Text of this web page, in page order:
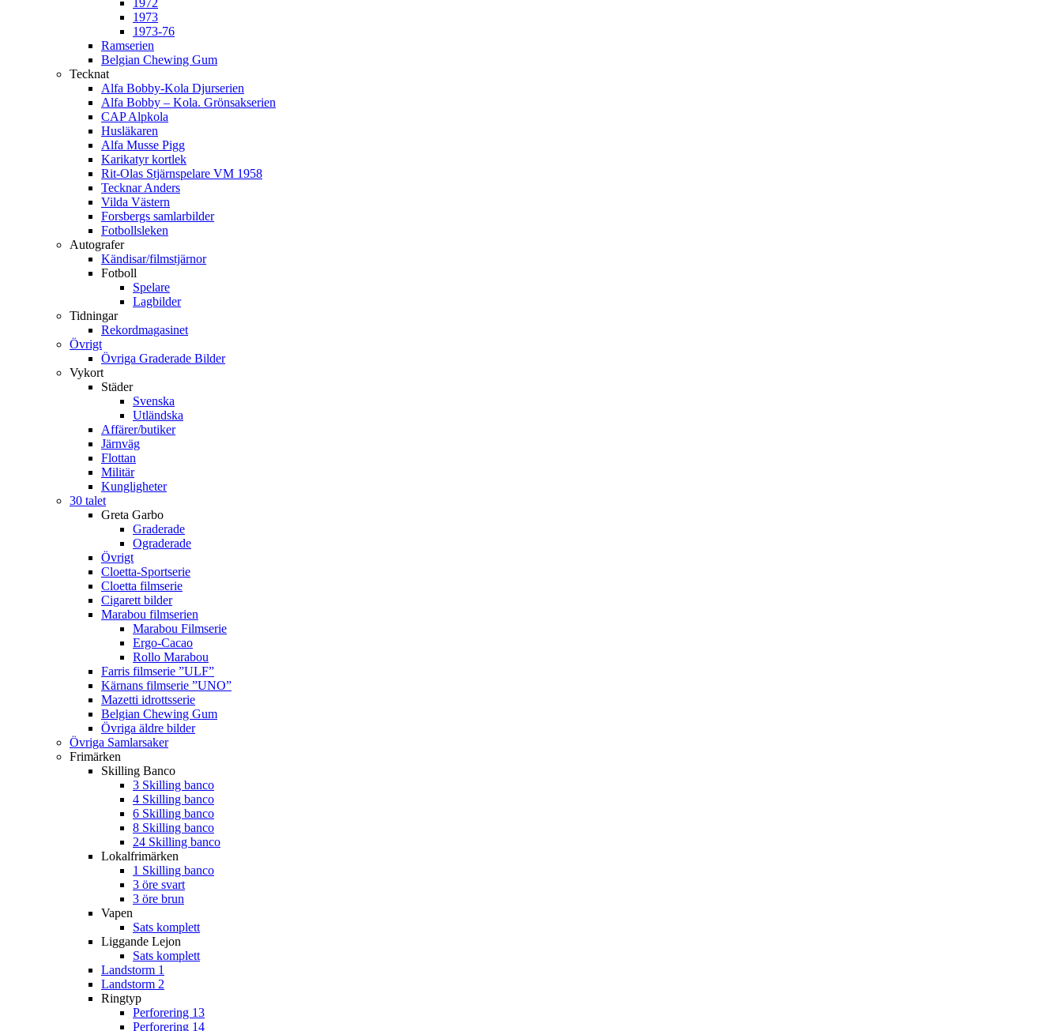
1972
1973
1973-76
Ramserien
Belgian Chewing Gum
Tecknat
Alfa Bobby-Kola Djurserien
Alfa Bobby – Kola. Grönsakserien
CAP Alpkola
Husläkaren
Alfa Musse Pigg
Karikatyr kortlek
Rit-Olas Stjärnspelare VM 1958
Tecknar Anders
Vilda Västern
Forsbergs samlarbilder
Fotbollsleken
Autografer
Kändisar/filmstjärnor
Fotboll
Spelare
Lagbilder
Tidningar
Rekordmagasinet
Övrigt
Övriga Graderade Bilder
Vykort
Städer
Svenska
Utländska
Affärer/butiker
Järnväg
Flottan
Militär
Kungligheter
30 talet
Greta Garbo
Graderade
Ograderade
Övrigt
Cloetta-Sportserie
Cloetta filmserie
Cigarett bilder
Marabou filmserien
Marabou Filmserie
Ergo-Cacao
Rollo Marabou
Farris filmserie ”ULF”
Kärnans filmserie ”UNO”
Mazetti idrottsserie
Belgian Chewing Gum
Övriga äldre bilder
Övriga Samlarsaker
Frimärken
Skilling Banco
3 Skilling banco
4 Skilling banco
6 Skilling banco
8 Skilling banco
24 Skilling banco
Lokalfrimärken
1 Skilling banco
3 öre svart
3 öre brun
Vapen
Sats komplett
Liggande Lejon
Sats komplett
Landstorm 1
Landstorm 2
Ringtyp
Perforering 13
Perforering 14